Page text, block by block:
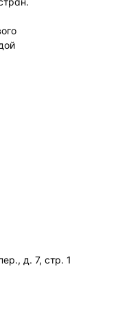
д. 7, стр. 1